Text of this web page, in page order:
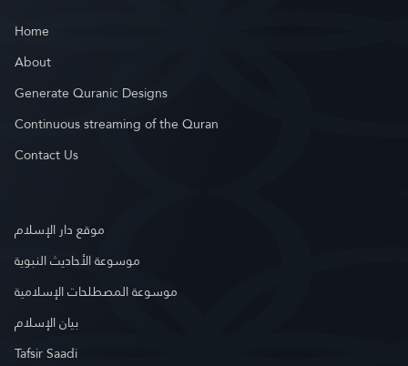
Home
About
Generate Quranic Designs
Continuous streaming of the Quran
Contact Us
موقع دار الإسلام
موسوعة الأحاديث النبوية
موسوعة المصطلحات الإسلامية
بيان الإسلام
Tafsir Saadi